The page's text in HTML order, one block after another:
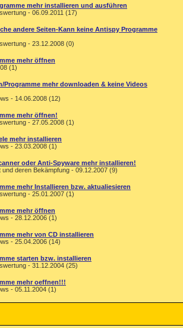
mehr installieren und ausführen
- 06.09.2011 (17)
andere Seiten-Kann keine Antispy Programme
- 23.12.2008 (0)
mehr öffnen
(1)
Programme mehr downloaden & keine Videos
- 14.06.2008 (12)
mehr öffnen!
- 27.05.2008 (1)
mehr installieren
- 23.03.2008 (1)
oder Anti-Spyware mehr installieren!
und deren Bekämpfung - 09.12.2007 (9)
mehr Installieren bzw. aktualiesieren
- 25.01.2007 (1)
mehr öffnen
- 28.12.2006 (1)
mehr von CD installieren
- 25.04.2006 (14)
starten bzw. installieren
- 31.12.2004 (25)
mehr oeffnen!!!
- 05.11.2004 (1)